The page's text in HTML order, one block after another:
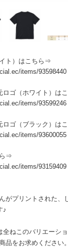
ト）はこちら⇒
items/93598440
ロゴ（ホワイト）は
items/93599246
ロゴ（ブラック）は
items/93600055
⇒
items/93159409
がプリントされた、
♪
ねこのバリエーシ
品をお求めください。